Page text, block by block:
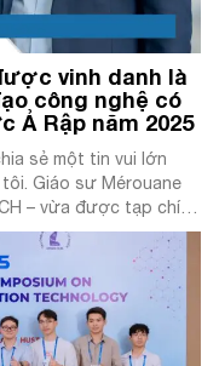
vinh danh là
công nghệ có
Ả Rập năm 2025
sẻ một tin vui lớn
Giáo sư Mérouane
– vừa được tạp chí
trong danh sách:
to […]